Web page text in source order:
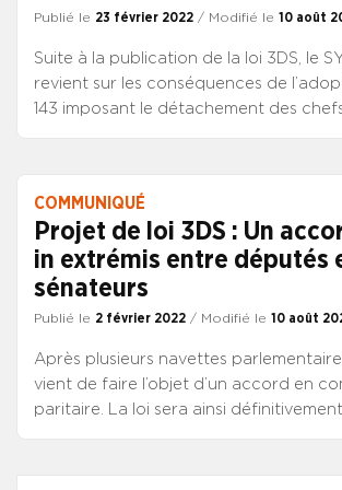
avril 2024. Consulter la lettre de lien
Publié le 23 février 2022 / Modifié le 10 août
Suite à la publication de la loi 3DS, le
revient sur les conséquences de
143 imposant le détachement des
vigilance à exercer pour sa mise en
accompagnera tous les chefs
concernés qui le souhaiteront. Il vous
ailleurs à relire le bilan de ses actions
alternatives à cette disposition baroque
différenciation, la décentralisation, la
déconcentration et portant diverses
simplification de l’action publique
COMMUNIQUÉ
Projet de loi 3DS : Un
in extrémis entre députés
sénateurs
Publié le 2 février 2022 / Modifié le 10 août
Après plusieurs navettes
vient de faire l’objet d’un accord en
paritaire. La loi sera ainsi